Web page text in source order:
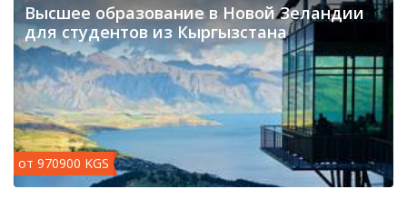
​Высшее образование в Новой Зеландии
для студентов из Кыргызстана
от 970900 KGS